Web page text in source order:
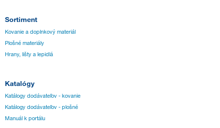
Sortiment
Kovanie a doplnkový materiál
Plošné materiály
Hrany, lišty a lepidlá
Katalógy
Katálogy dodávateľov - kovanie
Katálogy dodávateľov - plošné
Manuál k portálu